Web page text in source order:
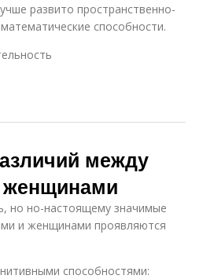
развито пространственно-
способности.
между
но но-настоящему значимые
и женщинами проявляются
способностями: